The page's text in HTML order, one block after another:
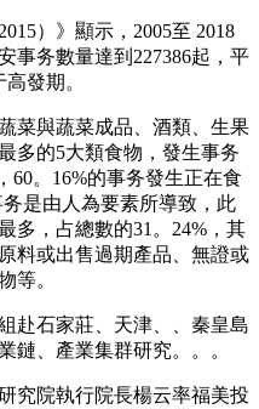
）》顯示，2005至 2018
事务數量達到227386起，平
發期。
與蔬菜成品、酒類、生果
多的5大類食物，發生事务
60。16%的事务發生正在食
是由人為要素所導致，此
多，占總數的31。24%，其
料或出售過期產品、無證或
等。
石家莊、天津、、秦皇島
鏈、產業集群研究。。。
院執行院長楊云率福美投